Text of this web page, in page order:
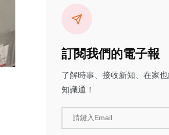
訂閱我們的電子報
了解時事、接收新知、在家也
知識通！
請鍵入Email